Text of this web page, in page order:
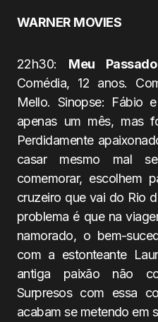
WARNER MOVIES
22h30: Meu
Comédia, 12 anos.
Mello. Sinopse: Fábio
apenas um mês, mas
Perdidamente
casar mesmo mal
comemorar, escolhem
cruzeiro que vai do Rio
problema é que na
namorado, o bem-
com a estonteante
antiga paixão não
Surpresos com essa
acabam se metendo em